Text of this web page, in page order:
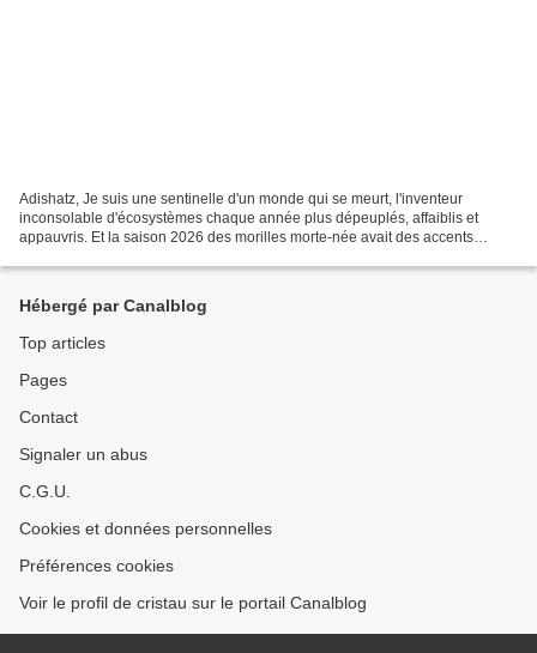
Adishatz, Je suis une sentinelle d'un monde qui se meurt, l'inventeur
inconsolable d'écosystèmes chaque année plus dépeuplés, affaiblis et
appauvris. Et la saison 2026 des morilles morte-née avait des accents
Hébergé par Canalblog
Top articles
Pages
Contact
Signaler un abus
C.G.U.
Cookies et données personnelles
Préférences cookies
Voir le profil de cristau sur le portail Canalblog